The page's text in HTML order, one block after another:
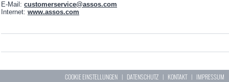
E-Mail: customerservice@assos.com
Internet: www.assos.com
COOKIE EINSTELLUNGEN | DATENSCHUTZ | KONTAKT| IMPRESSUM